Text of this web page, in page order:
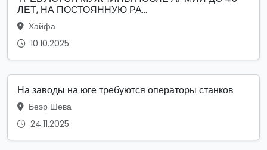
ЛЕТ, НА ПОСТОЯННУЮ РА...
Хайфа
10.10.2025
На заводы на юге требуются операторы станков
Беэр Шева
24.11.2025